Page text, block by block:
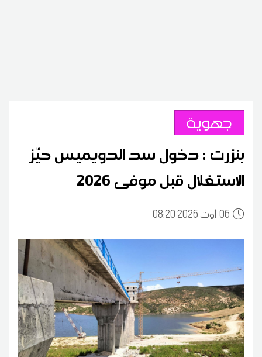
جهوية
بنزرت : دخول سد الدويميس حيّز
الاستغلال قبل موفى 2026
0608:20 2026 أوت